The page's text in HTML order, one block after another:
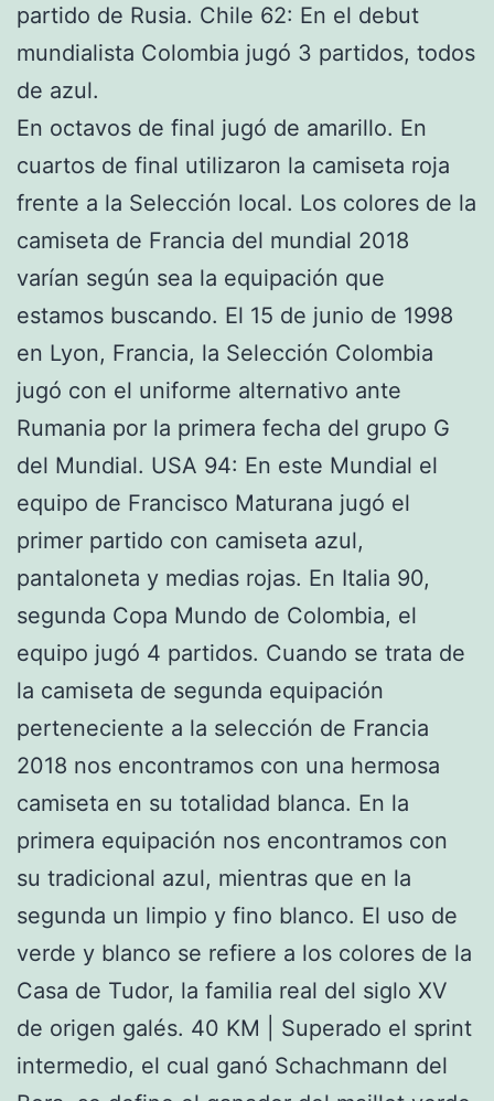
partido de Rusia. Chile 62: En el debut
mundialista Colombia jugó 3 partidos, todos
de azul.
En octavos de final jugó de amarillo. En
cuartos de final utilizaron la camiseta roja
frente a la Selección local. Los colores de la
camiseta de Francia del mundial 2018
varían según sea la equipación que
estamos buscando. El 15 de junio de 1998
en Lyon, Francia, la Selección Colombia
jugó con el uniforme alternativo ante
Rumania por la primera fecha del grupo G
del Mundial. USA 94: En este Mundial el
equipo de Francisco Maturana jugó el
primer partido con camiseta azul,
pantaloneta y medias rojas. En Italia 90,
segunda Copa Mundo de Colombia, el
equipo jugó 4 partidos. Cuando se trata de
la camiseta de segunda equipación
perteneciente a la selección de Francia
2018 nos encontramos con una hermosa
camiseta en su totalidad blanca. En la
primera equipación nos encontramos con
su tradicional azul, mientras que en la
segunda un limpio y fino blanco. El uso de
verde y blanco se refiere a los colores de la
Casa de Tudor, la familia real del siglo XV
de origen galés. 40 KM | Superado el sprint
intermedio, el cual ganó Schachmann del